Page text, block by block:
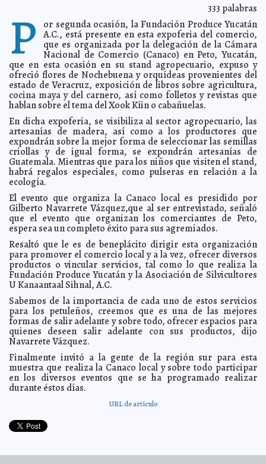
2011-12-21 08:41:30 Kobe Bryant pagará caro su desenfreno A7
2011-12-21 08:38:19 Pedro Armendáriz Jr. tiene cáncer en un ojo
2011-12-21 08:29:56 Filipinos cenan serpientes, y viceversa A7
2011-12-21 08:26:05 Premio al aguante: Madamme Strauss-Kahn, mujer del
añoA7
2011-12-21 08:22:05 EE. UU. prepara escenario nuclear para atacar a Irán A7
2011-12-21 08:18:48 Hallan dos planetas gemelos de la Tierra
2011-12-21 08:15:12 Empatan punteros republicanos en las primarias de
EE.UU.A7
2011-12-21 08:11:27 Aconseja Kissinger prestar atención a Corea del Norte
A7
2011-12-20 18:58:45 Con 1,300 piezas reabre sus puertas el Museo de Arte
Religioso de Puebla, el más importante en su tipo
2011-12-20 18:53:42 Evitar abuso del alcohol para recibir el año nuevo con
salud, recomienda el IMSSA7
2011-12-20 18:38:43 Amplio respaldo a Renán Barrera al visitar la Vicente
Solís, cuna del panismoA7
2011-12-20 18:34:24 Presenta su renuncia como director general del OCPY
de la Conagua el Lic. Sergio Chan Lugo A7
2011-12-20 18:22:24 El Congreso debe ser garante del Estado de Derecho:
Luis Canto García A7
2011-12-20 11:25:42 Inician precampañas Alejandro Abud y el Dr. Manuel
Díaz Suárez Guillermo Barrera Fernandez
2011-12-20 11:08:15 La grandeza de la paternidad responsable: Mons.
Pedro Agustín Rivera Díaz Guillermo Barrera Fernandez
2011-12-20 08:31:21 Evidencia hunde al soldado Bradley Manning A7
Se pierde gran parte de la historia egipcia
2011-12-20 08:18:33 Curiosidades en la traducción de la tercera novela de
Åsa Larsson A7
2011-12-20 07:33:05 Mexicano desactiva 'bomba de tiempo de Vietnam'
Falleció Kim Jong-il, el dictador de Corea del Norte
2011-12-19 17:42:44
contacto con la militancia panista
333 palabras
P or segunda ocasión, la Fundación Produce Yucatán
A.C., está presente en esta expoferia del comercio,
que es organizada por la delegación de la Cámara
Nacional de Comercio (Canaco) en Peto, Yucatán,
que en esta ocasión en su stand agropecuario, expuso y
ofreció flores de Nochebuena y orquídeas provenientes del
estado de Veracruz, exposición de libros sobre agricultura,
cocina maya y del carnero, así como folletos y revistas que
hablan sobre el tema del Xook Kíin o cabañuelas.
En dicha expoferia, se visibiliza al sector agropecuario, las
artesanías de madera, así como a los productores que
expondrán sobre la mejor forma de seleccionar las semillas
criollas y de igual forma, se expondrán artesanías de
Guatemala. Mientras que para los niños que visiten el stand,
habrá regalos especiales, como pulseras en relación a la
ecología.
El evento que organiza la Canaco local es presidido por
Gilberto Navarrete Vázquez,que al ser entrevistado, señaló
que el evento que organizan los comerciantes de Peto,
espera sea un completo éxito para sus agremiados.
Resaltó que le es de beneplácito dirigir esta organización
para promover el comercio local y a la vez, ofrecer diversos
productos o vincular servicios, tal como lo que realiza la
Fundación Produce Yucatán y la Asociación de Silvicultores
U Kanaantaal Sihnal, A.C.
Sabemos de la importancia de cada uno de estos servicios
para los petuleños, creemos que es una de las mejores
formas de salir adelante y sobre todo, ofrecer espacios para
quienes deseen salir adelante con sus productos, dijo
Navarrete Vázquez.
Finalmente invitó a la gente de la región sur para esta
muestra que realiza la Canaco local y sobre todo participar
en los diversos eventos que se ha programado realizar
durante éstos días.
URL de artículo